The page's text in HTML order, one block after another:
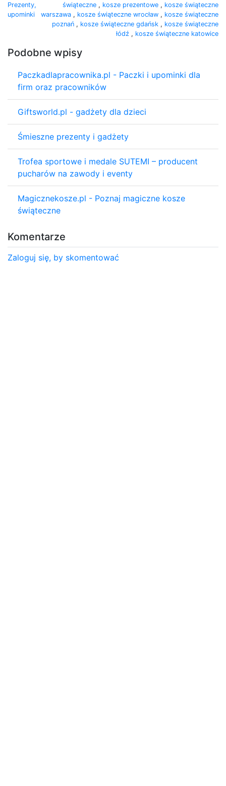
Prezenty,
upominki
świąteczne , kosze prezentowe , kosze świąteczne
warszawa , kosze świąteczne wrocław , kosze świąteczne
poznań , kosze świąteczne gdańsk , kosze świąteczne
łódź , kosze świąteczne katowice
Podobne wpisy
Paczkadlapracownika.pl - Paczki i upominki dla
firm oraz pracowników
Giftsworld.pl - gadżety dla dzieci
Śmieszne prezenty i gadżety
Trofea sportowe i medale SUTEMI – producent
pucharów na zawody i eventy
Magicznekosze.pl - Poznaj magiczne kosze
świąteczne
Komentarze
Zaloguj się, by skomentować